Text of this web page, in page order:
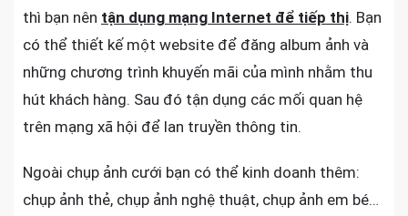
thì bạn nên tận dụng mạng Internet để tiếp thị. Bạn
có thể thiết kế một website để đăng album ảnh và
những chương trình khuyến mãi của mình nhằm thu
hút khách hàng. Sau đó tận dụng các mối quan hệ
trên mạng xã hội để lan truyền thông tin.
Ngoài chụp ảnh cưới bạn có thể kinh doanh thêm:
chụp ảnh thẻ, chụp ảnh nghệ thuật, chụp ảnh em bé…